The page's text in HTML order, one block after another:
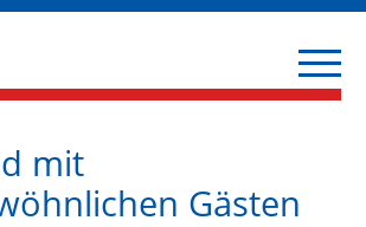
mit
Gästen